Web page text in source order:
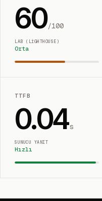
60/100
LAB (LIGHTHOUSE)
Orta
TTFB
0.04s
SUNUCU YANIT
Hızlı